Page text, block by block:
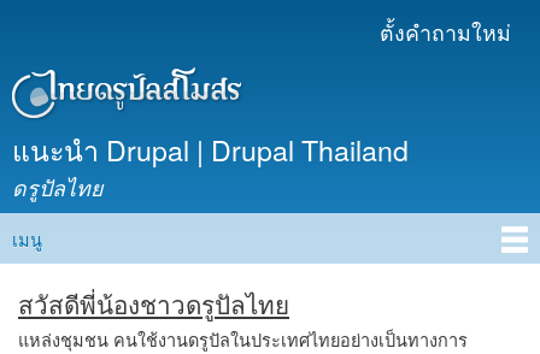
เนื้อหา
ตั้งคำถามใหม่
แนะนำ Drupal | Drupal Thailand
ดรูปัลไทย
Main menu
เมนู
สวัสดีพี่น้องชาวดรูปัลไทย
แหล่งชุมชน คนใช้งานดรูปัลในประเทศไทยอย่างเป็นทางการ